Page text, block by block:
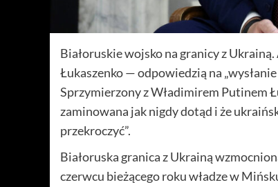
Białoruskie wojsko na granicy z
Łukaszenko — odpowiedzią na
Sprzymierzony z Władimirem Putinem
zaminowana jak nigdy dotąd i że
przekroczyć”.
Białoruska granica z Ukrainą
czerwcu bieżącego roku władze w